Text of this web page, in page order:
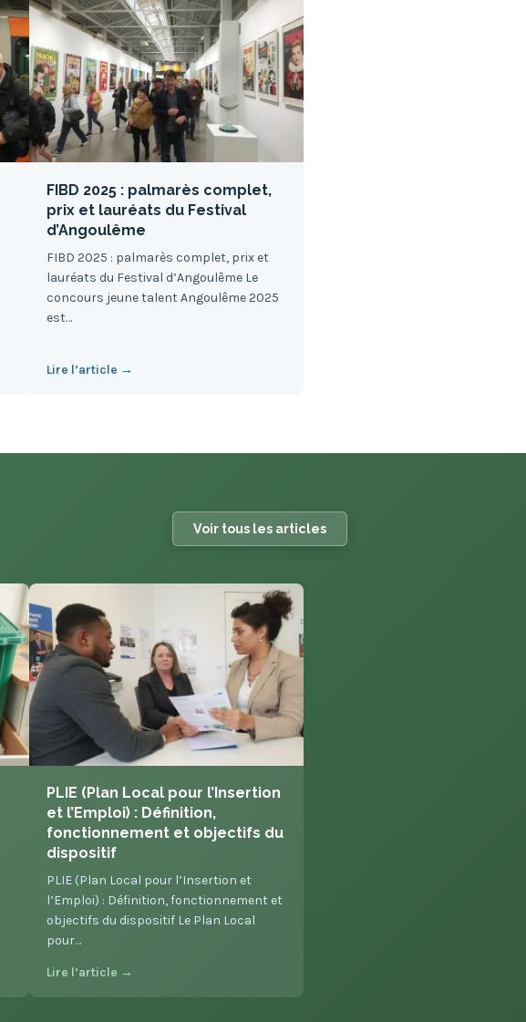
FIBD 2025 : palmarès complet,
prix et lauréats du Festival
d’Angoulême
FIBD 2025 : palmarès complet, prix et
lauréats du Festival d’Angoulême Le
concours jeune talent Angoulême 2025
est…
Lire l’article →
Voir tous les articles
PLIE (Plan Local pour l’Insertion
et l’Emploi) : Définition,
fonctionnement et objectifs du
dispositif
PLIE (Plan Local pour l’Insertion et
l’Emploi) : Définition, fonctionnement et
objectifs du dispositif Le Plan Local
pour…
Lire l’article →